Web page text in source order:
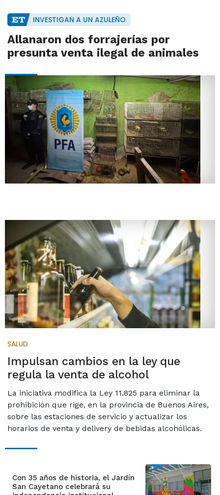
INVESTIGAN A UN AZULEÑO
Allanaron dos forrajerías por
presunta venta ilegal de animales
SALUD
Impulsan cambios en la ley que
regula la venta de alcohol
La iniciativa modifica la Ley 11.825 para eliminar la
prohibición que rige, en la provincia de Buenos Aires,
sobre las estaciones de servicio y actualizar los
horarios de venta y delivery de bebidas alcohólicas.
Con 35 años de historia, el Jardín
San Cayetano celebrará su